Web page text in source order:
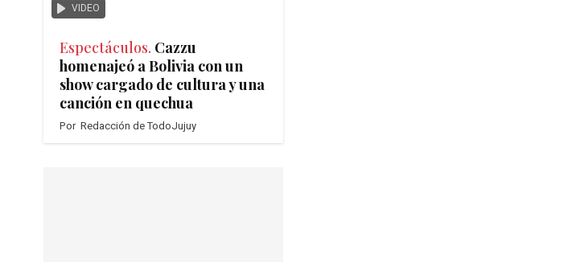
VIDEO
Espectáculos. Cazzu
homenajeó a Bolivia con un
show cargado de cultura y una
canción en quechua
Por Redacción de TodoJujuy